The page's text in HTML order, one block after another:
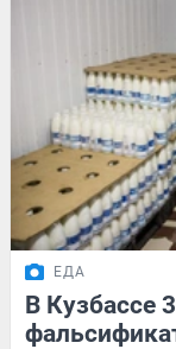
ЕДА
В Кузбассе